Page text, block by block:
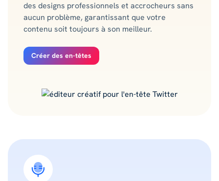
des designs professionnels et accrocheurs sans
aucun problème, garantissant que votre
contenu soit toujours à son meilleur.
Créer des en-têtes